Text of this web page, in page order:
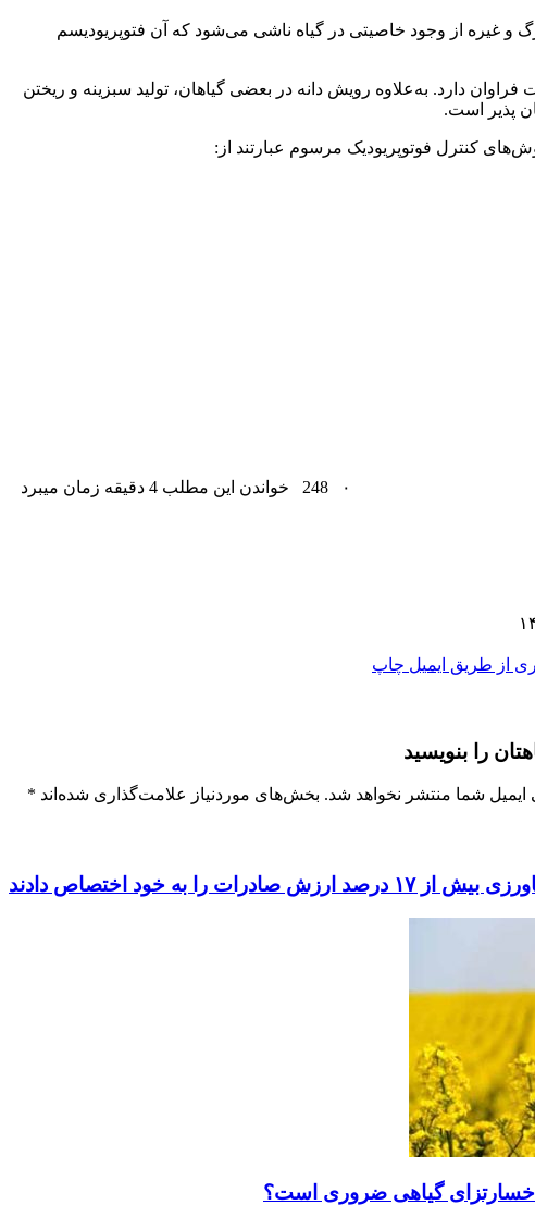
و غیره از وجود خاصیتی در گیاه ناشی می‌شود که آن فتوپریودیسم
دارد. به‌علاوه رویش دانه در بعضی گیاهان، تولید سبزینه و ریختن
پذیر است.
کنترل فوتوپریودیک مرسوم عبارتند از:
۰ خواندن این مطلب 4 دقیقه زمان میبرد
از طریق ایمیل چاپ
صادرات را به خود اختصاص دادند
خسارتزای گیاهی ضروری است؟
را بنویسید
ایمیل شما منتشر نخواهد شد. بخش‌های موردنیاز علامت‌گذاری شده‌اند *